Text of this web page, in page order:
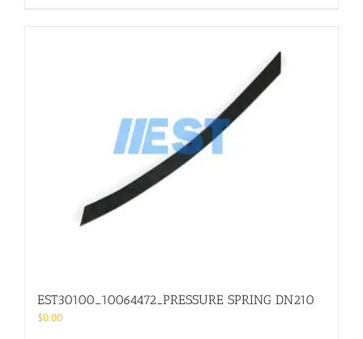
EST30100_10064472_PRESSURE SPRING DN210
$0.00